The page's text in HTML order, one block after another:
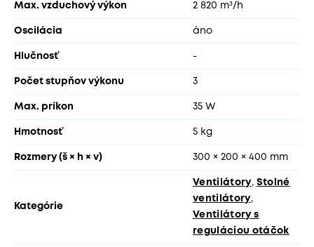
Max. vzduchový výkon 2 820 m³/h
Oscilácia áno
Hlučnosť -
Počet stupňov výkonu 3
Max. príkon 35 W
Hmotnosť 5 kg
Rozmery (š × h × v) 300 × 200 × 400 mm
Kategórie
Ventilátory, Stolné
ventilátory,
Ventilátory s
reguláciou otáčok